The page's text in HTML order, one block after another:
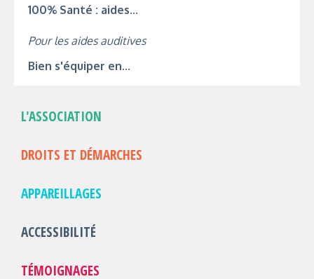
100% Santé : aides...
Pour les aides auditives
Bien s'équiper en...
L'ASSOCIATION
DROITS ET DÉMARCHES
APPAREILLAGES
ACCESSIBILITÉ
TÉMOIGNAGES